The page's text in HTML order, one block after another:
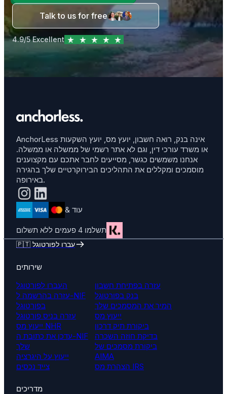
Talk to us for free
4.9/5 Excellent
AnchorLess אינה בנק, רואה חשבון, יועץ מס, יועץ השקעות
או משרד עורכי דין, וגם לא אתר רשמי של ממשלה או ממשלה.
אנחנו משמשים כגשר, מסייעים לחבר אתכם עם מקצוענים
מוסמכים ומקללים את התהליכים הבירוקרטיים שלך בהגירה
באירופה.
& עוד
תשלמו 4 פעמים ללא תשלום
🇵🇹 עברו לפורטוגל
שירותים
העברו לפורטוגל
עזרה בהרשמה ל-NIF
בפורטוגל
עזרה בניס פורטוגל
ייעוץ מס NHR
עדכן את כתובת ה-NIF
שלך
ייעוץ על היגרציה
צייד נכסים
עזרה בפתיחת חשבון
בנק בפורטוגל
המיר את המסמכים שלך
ייעוץ מס
ביקורת תיק דרכון
בדיקת חוזה השכרה
ביקורת מסמכים של
AIMA
הצהרת מס IRS
מדריכים